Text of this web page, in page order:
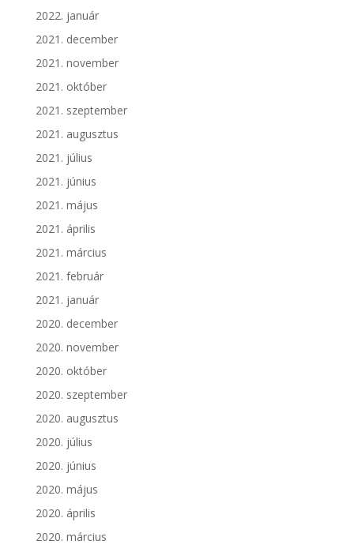
2022. január
2021. december
2021. november
2021. október
2021. szeptember
2021. augusztus
2021. július
2021. június
2021. május
2021. április
2021. március
2021. február
2021. január
2020. december
2020. november
2020. október
2020. szeptember
2020. augusztus
2020. július
2020. június
2020. május
2020. április
2020. március